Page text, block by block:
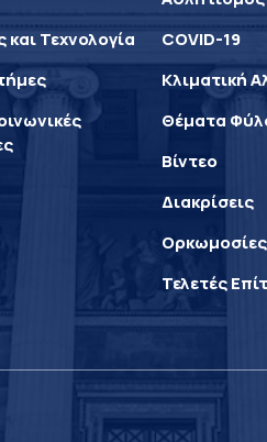
και Τεχνολογία
COVID-19
Κλιματική
Θέματα
Βίντεο
Διακρίσεις
Τελετές